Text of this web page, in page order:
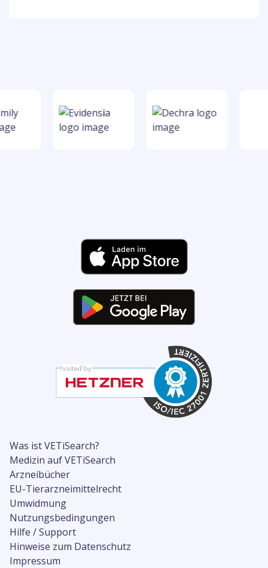
Was ist VETiSearch?
Medizin auf VETiSearch
Arzneibücher
EU-Tierarzneimittelrecht
Umwidmung
Nutzungsbedingungen
Hilfe / Support
Hinweise zum Datenschutz
Impressum